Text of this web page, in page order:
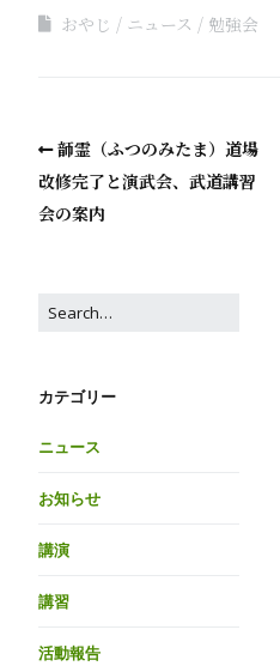
おやじ ニュース 勉強会
韴霊（ふつのみたま）道場
改修完了と演武会、武道講習
会の案内
カテゴリー
ニュース
お知らせ
講演
講習
活動報告